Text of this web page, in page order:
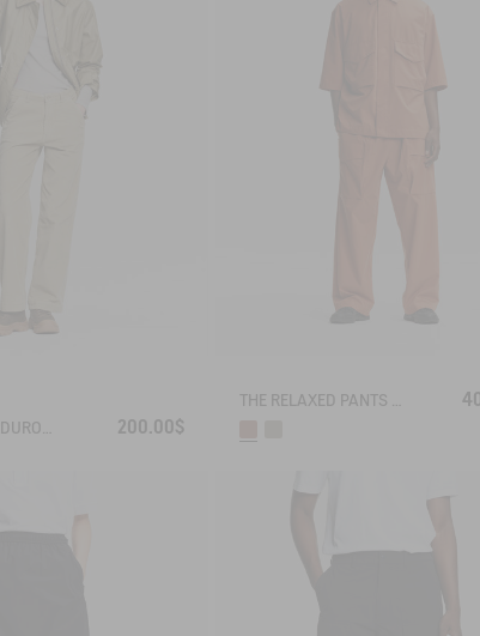
WIDE-LEG CORDUROY TROUSERS 200.00$
THE RELAXED PANTS AIGLE EXPERIENCE BY ÉTUDES